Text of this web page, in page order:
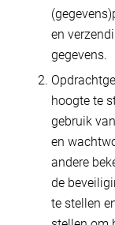
en
gegevens.
hoogte te
gebruik
en
andere
de
te stellen